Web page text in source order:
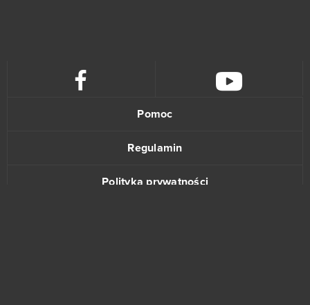
Pomoc
Regulamin
Polityka prywatności